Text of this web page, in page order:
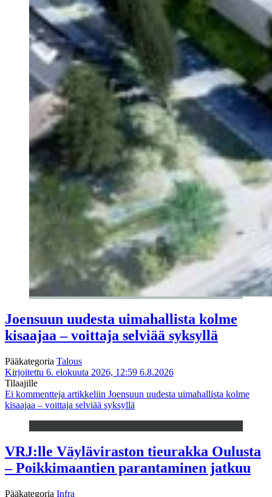
Joensuun uudesta uimahallista kolme
kisaajaa – voittaja selviää syksyllä
Pääkategoria Talous
Kirjoitettu 6. elokuuta 2026, 12:59 6.8.2026
Tilaajille
Ei kommentteja artikkeliin Joensuun uudesta uimahallista kolme
kisaajaa – voittaja selviää syksyllä
VRJ:lle Väyläviraston tieurakka Oulusta
– Poikkimaantien parantaminen jatkuu
Pääkategoria Infra